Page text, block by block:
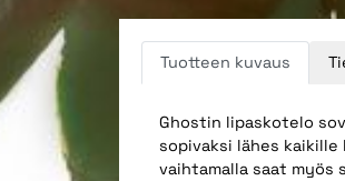
Tuotteen kuvaus
Ghostin lipaskotelo
sopivaksi lähes
vaihtamalla saat myös